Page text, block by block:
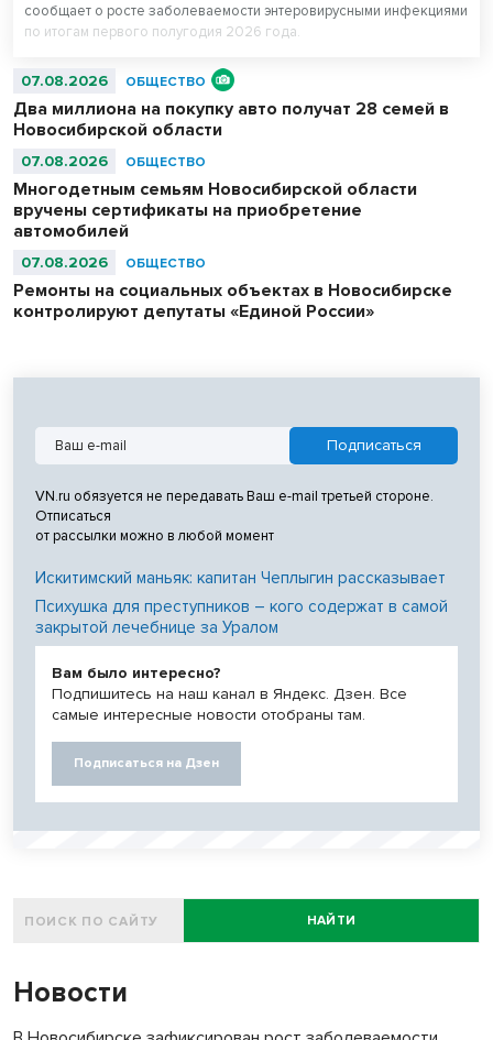
сообщает о росте заболеваемости энтеровирусными инфекциями
по итогам первого полугодия 2026 года.
07.08.2026 ОБЩЕСТВО
Два миллиона на покупку авто получат 28 семей в
Новосибирской области
07.08.2026 ОБЩЕСТВО
Многодетным семьям Новосибирской области
вручены сертификаты на приобретение
автомобилей
07.08.2026 ОБЩЕСТВО
Ремонты на социальных объектах в Новосибирске
контролируют депутаты «Единой России»
VN.ru обязуется не передавать Ваш e-mail третьей стороне.
Отписаться
от рассылки можно в любой момент
Искитимский маньяк: капитан Чеплыгин рассказывает
Психушка для преступников – кого содержат в самой
закрытой лечебнице за Уралом
Вам было интересно?
Подпишитесь на наш канал в Яндекс. Дзен. Все
самые интересные новости отобраны там.
Подписаться на Дзен
НАЙТИ
Новости